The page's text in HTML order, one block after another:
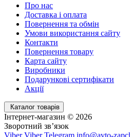
Про нас
Доставка і оплата
Повернення та обмін
Умови використання сайту
Контакти
Повернення товару
Карта сайту
Виробники
Подарункові сертифікати
Акції
Каталог товарів
Інтернет-магазин © 2026
Зворотний зв’язок
Viber Viber Telegram info@avto-